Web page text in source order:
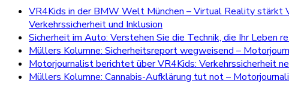
VR4Kids in der BMW Welt München – Virtual Reality stärkt
Verkehrssicherheit und Inklusion
Sicherheit im Auto: Verstehen Sie die Technik, die Ihr Leben
Müllers Kolumne: Sicherheitsreport wegweisend –
Motorjournalist berichtet über VR4Kids: Verkehrssicherheit
Müllers Kolumne: Cannabis-Aufklärung tut not –